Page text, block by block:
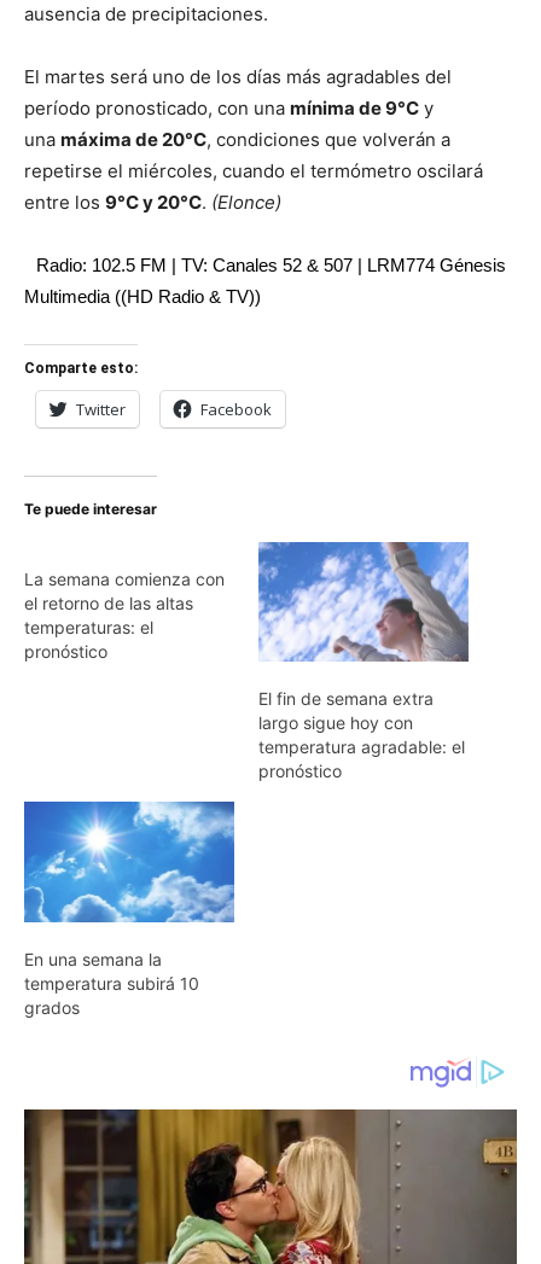
ausencia de precipitaciones.
El martes será uno de los días más agradables del
período pronosticado, con una mínima de 9°C y
una máxima de 20°C, condiciones que volverán a
repetirse el miércoles, cuando el termómetro oscilará
entre los 9°C y 20°C. (Elonce)
Radio: 102.5 FM | TV: Canales 52 & 507 | LRM774 Génesis
Multimedia ((HD Radio & TV))
Comparte esto:
Twitter Facebook
Te puede interesar
La semana comienza con
el retorno de las altas
temperaturas: el
pronóstico
El fin de semana extra
largo sigue hoy con
temperatura agradable: el
pronóstico
En una semana la
temperatura subirá 10
grados